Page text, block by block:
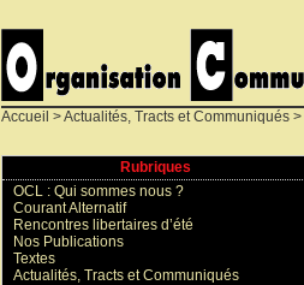
Accueil >Actualités, Tracts et Communiqués >
Rubriques
OCL : Qui sommes nous ?
Courant Alternatif
Rencontres libertaires d’été
Nos Publications
Textes
Actualités, Tracts et Communiqués